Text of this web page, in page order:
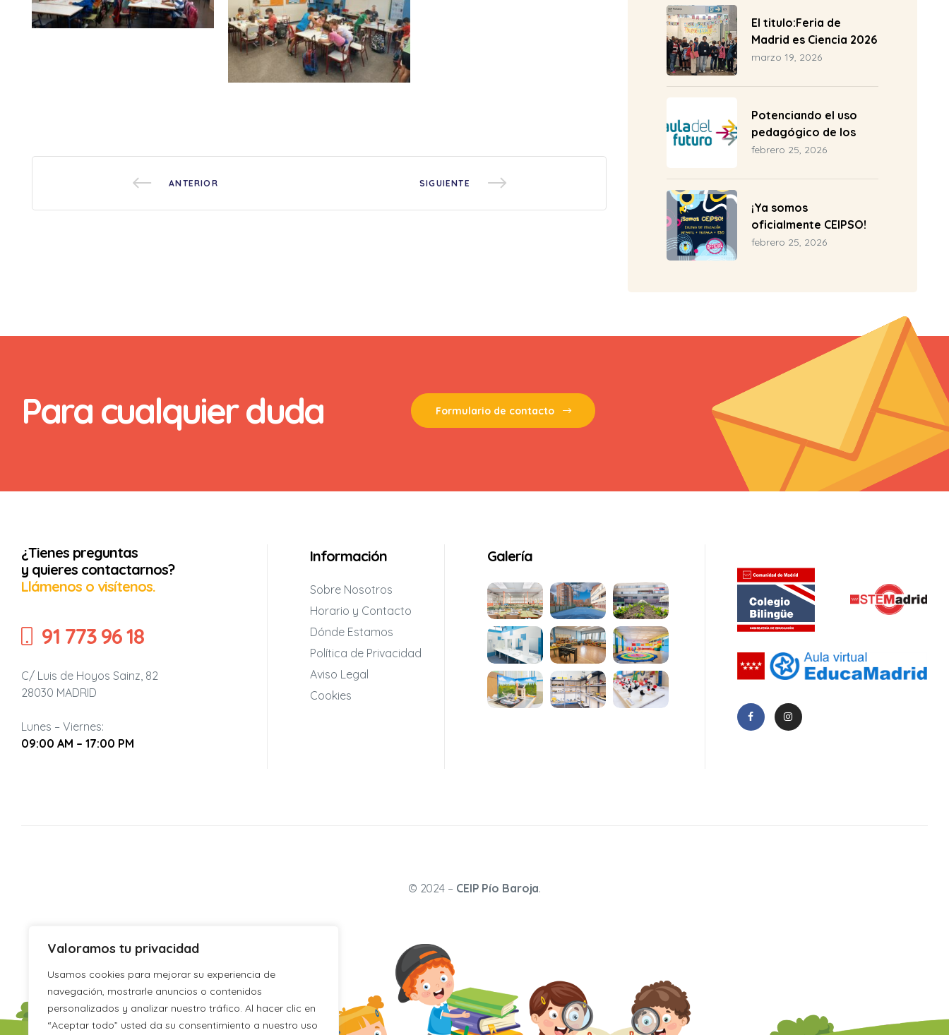
Valoramos tu privacidad
Usamos cookies para mejorar su experiencia de
navegación, mostrarle anuncios o contenidos
personalizados y analizar nuestro tráfico. Al hacer clic en
“Aceptar todo” usted da su consentimiento a nuestro uso
ANTERIOR SIGUIENTE
El titulo:Feria de
Madrid es Ciencia 2026
marzo 19, 2026
Potenciando el uso
pedagógico de los
espacios en el Aula del
Baroja
febrero 25, 2026
¡Ya somos
oficialmente CEIPSO!
febrero 25, 2026
Para cualquier duda Formulario de contacto
¿Tienes preguntas
y quieres contactarnos?
Llámenos o visítenos.
91 773 96 18
C/ Luis de Hoyos Sainz, 82
28030 MADRID
Lunes – Viernes:
09:00 AM – 17:00 PM
Información
Sobre Nosotros
Horario y Contacto
Dónde Estamos
Política de Privacidad
Aviso Legal
Cookies
Galería
© 2024 – CEIP Pío Baroja.
2026